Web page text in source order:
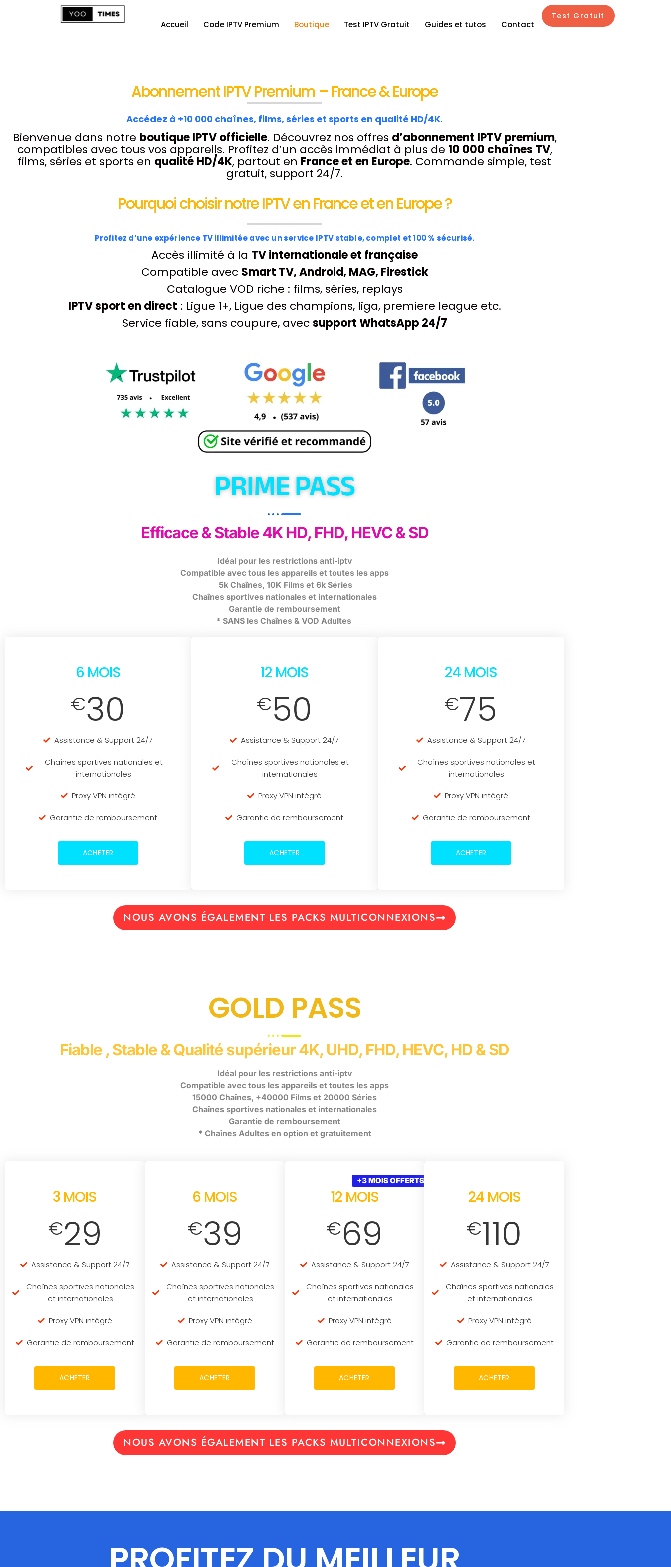
Accueil Code IPTV Premium Boutique Test IPTV Gratuit Guides et tutos Contact
Test Gratuit
Abonnement IPTV Premium – France & Europe
Accédez à +10 000 chaînes, films, séries et sports en qualité HD/4K.
Bienvenue dans notre boutique IPTV officielle. Découvrez nos offres d’abonnement IPTV premium,
compatibles avec tous vos appareils. Profitez d’un accès immédiat à plus de 10 000 chaînes TV,
films, séries et sports en qualité HD/4K, partout en France et en Europe. Commande simple, test
gratuit, support 24/7.
Pourquoi choisir notre IPTV en France et en Europe ?
Profitez d’une expérience TV illimitée avec un service IPTV stable, complet et 100 % sécurisé.
Accès illimité à la TV internationale et française
Compatible avec Smart TV, Android, MAG, Firestick
Catalogue VOD riche : films, séries, replays
IPTV sport en direct : Ligue 1+, Ligue des champions, liga, premiere league etc.
Service fiable, sans coupure, avecsupport WhatsApp 24/7
PRIME PASS
Efficace & Stable 4K HD, FHD, HEVC & SD
Idéal pour les restrictions anti-iptv
Compatible avec tous les appareils et toutes les apps
5k Chaînes, 10K Films et 6k Séries
Chaînes sportives nationales et internationales
Garantie de remboursement
* SANS les Chaînes & VOD Adultes
6 MOIS
€30
Assistance & Support 24/7
Chaînes sportives nationales et
internationales
Proxy VPN intégré
Garantie de remboursement
ACHETER
12 MOIS
€50
Assistance & Support 24/7
Chaînes sportives nationales et
internationales
Proxy VPN intégré
Garantie de remboursement
ACHETER
24 MOIS
€75
Assistance & Support 24/7
Chaînes sportives nationales et
internationales
Proxy VPN intégré
Garantie de remboursement
ACHETER
NOUS AVONS ÉGALEMENT LES PACKS MULTICONNEXIONS
GOLD PASS
Fiable , Stable & Qualité supérieur 4K, UHD, FHD, HEVC, HD & SD
Idéal pour les restrictions anti-iptv
Compatible avec tous les appareils et toutes les apps
15000 Chaînes, +40000 Films et 20000 Séries
Chaînes sportives nationales et internationales
Garantie de remboursement
* Chaînes Adultes en option et gratuitement
3 MOIS
€29
Assistance & Support 24/7
Chaînes sportives nationales
et internationales
Proxy VPN intégré
Garantie de remboursement
ACHETER
6 MOIS
€39
Assistance & Support 24/7
Chaînes sportives nationales
et internationales
Proxy VPN intégré
Garantie de remboursement
ACHETER
12 MOIS
€69
Assistance & Support 24/7
Chaînes sportives nationales
et internationales
Proxy VPN intégré
Garantie de remboursement
ACHETER
+3 MOIS OFFERTS
24 MOIS
€110
Assistance & Support 24/7
Chaînes sportives nationales
et internationales
Proxy VPN intégré
Garantie de remboursement
ACHETER
NOUS AVONS ÉGALEMENT LES PACKS MULTICONNEXIONS